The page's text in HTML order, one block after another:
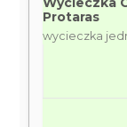
Protaras
wycieczka